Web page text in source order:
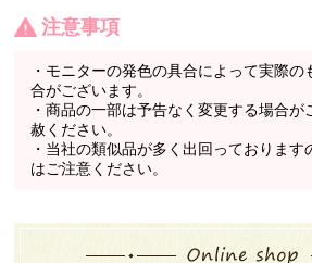
注意事項
・モニターの発色の具合によって実際
合がございます。
・商品の一部は予告なく変更する場合が
赦ください。
・当社の類似品が多く出回っております
はご注意ください。